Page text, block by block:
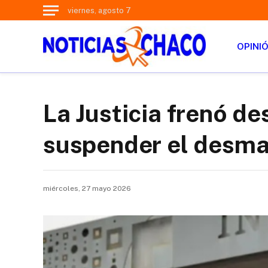
viernes, agosto 7
La Justicia frenó
suspender el
miércoles, 27 mayo 2026